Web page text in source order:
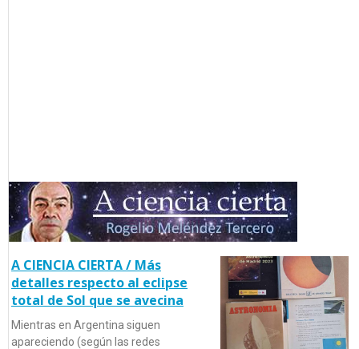
A CIENCIA CIERTA / Más
detalles respecto al eclipse
total de Sol que se avecina
Mientras en Argentina siguen
apareciendo (según las redes